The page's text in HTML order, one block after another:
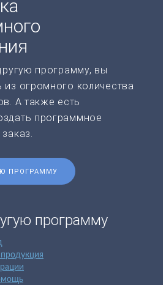
программу, вы
огромного количества
А также есть
программное
ПРОГРАММУ
программу